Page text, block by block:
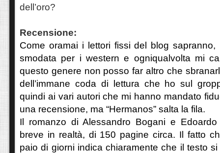
dell’oro?
Recensione:
Come oramai i lettori fissi del blog
smodata per i western e ogniqualvolta mi
questo genere non posso far altro che
dell’immane coda di lettura che ho sul
quindi ai vari autori che mi hanno mandato
una recensione, ma “Hermanos” salta la fila.
Il romanzo di Alessandro Bogani e
breve in realtà, di 150 pagine circa. Il fatto
paio di giorni indica chiaramente che il testo